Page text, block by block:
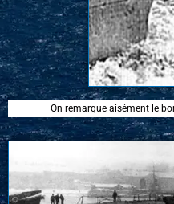
On remarque aisément le